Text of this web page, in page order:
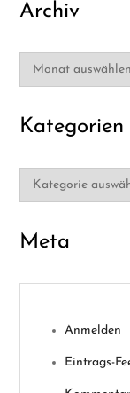
Archiv
Archiv
Kategorien
Kategorien
Meta
Anmelden
Eintrags-